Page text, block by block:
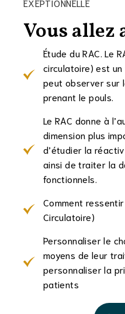
EXEPTIONNELLE
Vous allez
Étude du RAC. Le
circulatoire) est un
peut observer sur
prenant le pouls.
Le RAC donne à
dimension plus
d’étudier la
ainsi de traiter la
fonctionnels.
Comment
Circulatoire)
Personnaliser le
moyens de leur
personnaliser la
patients